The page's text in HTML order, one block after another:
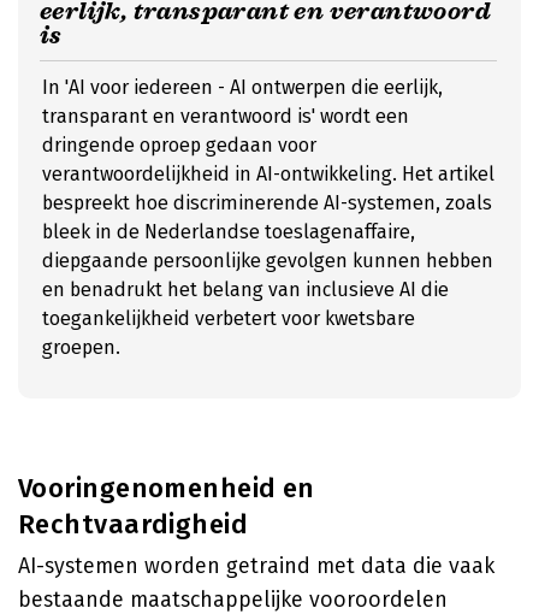
eerlijk, transparant en verantwoord
is
In 'AI voor iedereen - AI ontwerpen die eerlijk,
transparant en verantwoord is' wordt een
dringende oproep gedaan voor
verantwoordelijkheid in AI-ontwikkeling. Het artikel
bespreekt hoe discriminerende AI-systemen, zoals
bleek in de Nederlandse toeslagenaffaire,
diepgaande persoonlijke gevolgen kunnen hebben
en benadrukt het belang van inclusieve AI die
toegankelijkheid verbetert voor kwetsbare
groepen.
Vooringenomenheid en
Rechtvaardigheid
AI-systemen worden getraind met data die vaak
bestaande maatschappelijke vooroordelen